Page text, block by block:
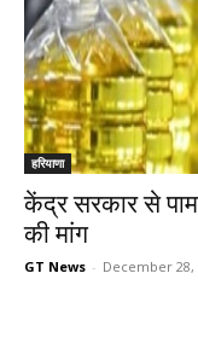
हरियाणा
केंद्र सरकार से
की मांग
GT News - December 28,